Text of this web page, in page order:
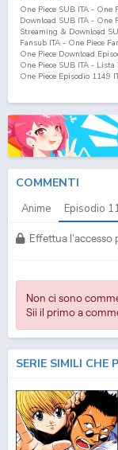
One Piece SUB ITA - One
Download SUB ITA - One
Streaming & Download
Fansub ITA - One Piece
One Piece Download
One Piece SUB ITA -
One Piece Episodio 1149
COMMENTI
Anime Episodio
Effettua l'accesso
Non ci sono
Sii il primo a
SERIE SIMILI CHE